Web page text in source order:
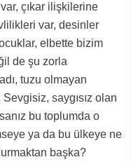
çıkar ilişkilerine
var, desinler
elbette bizim
de şu zorla
tuzu olmayan
saygısız olan
bu toplumda o
ya da bu ülkeye ne
başka?